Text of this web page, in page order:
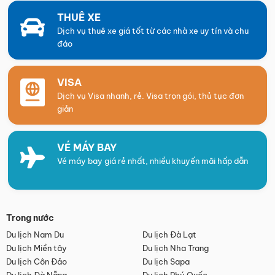
THUÊ XE
Dịch vụ thuê xe giá tốt từ các nhà xe uy tín và chu
đáo
VISA
Dịch vụ Visa nhanh, rẻ. Visa trọn gói, thủ tục đơn
giản
VÉ MÁY BAY
Vé máy bay giá rẻ nhất, nhiều khuyến mãi hấp dẫn
Trong nước
Du lịch Nam Du
Du lịch Đà Lạt
Du lịch Miền tây
Du lịch Nha Trang
Du lịch Côn Đảo
Du lịch Sapa